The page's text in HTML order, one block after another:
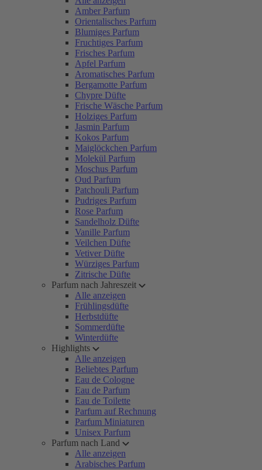
Amber Parfum
Orientalisches Parfum
Blumiges Parfum
Fruchtiges Parfum
Frisches Parfum
Apfel Parfum
Aromatisches Parfum
Bergamotte Parfum
Chypre Düfte
Frische Wäsche Parfum
Holziges Parfum
Jasmin Parfum
Kokos Parfum
Maiglöckchen Parfum
Molekül Parfum
Moschus Parfum
Oud Parfum
Patchouli Parfum
Pudriges Parfum
Rose Parfum
Sandelholz Düfte
Vanille Parfum
Veilchen Düfte
Vetiver Düfte
Würziges Parfum
Zitrische Düfte
Parfum nach Jahreszeit
Alle anzeigen
Frühlingsdüfte
Herbstdüfte
Sommerdüfte
Winterdüfte
Highlights
Alle anzeigen
Beliebtes Parfum
Eau de Cologne
Eau de Parfum
Eau de Toilette
Parfum auf Rechnung
Parfum Miniaturen
Unisex Parfum
Parfum nach Land
Alle anzeigen
Arabisches Parfum